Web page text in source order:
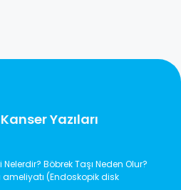
Yazıları
Nelerdir? Böbrek Taşı Neden Olur?
ameliyatı (Endoskopik disk